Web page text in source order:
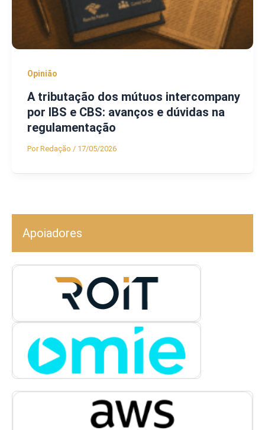
Opinião
A tributação dos mútuos intercompany
por IBS e CBS: avanços e dúvidas na
regulamentação
PorRedação / 17/05/2026
Apoiadores